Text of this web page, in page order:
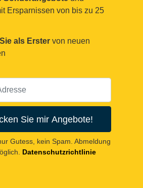
Ersparnissen von bis zu 25
als Erster von neuen
Sie mir Angebote!
Gutess, kein Spam. Abmeldung
Datenschutzrichtlinie